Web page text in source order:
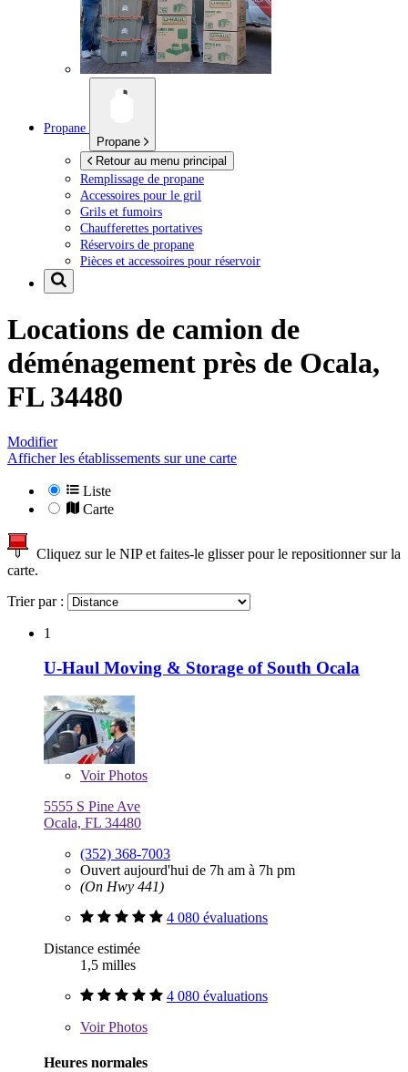
Propane
Propane
Retour au menu principal
Remplissage de propane
Accessoires pour le gril
Grils et fumoirs
Chaufferettes portatives
Réservoirs de propane
Pièces et accessoires pour réservoir
Locations de camion de
déménagement près de Ocala,
FL 34480
Modifier
Afficher les établissements sur une carte
Liste
Carte
Cliquez sur le NIP et faites-le glisser pour le repositionner sur la
carte.
Trier par :
1
U-Haul Moving & Storage of South Ocala
VoirPhotos
5555 S Pine Ave
Ocala, FL 34480
(352) 368-7003
Ouvert aujourd'hui de 7h am à 7h pm
(On Hwy 441)
4 080 évaluations
Distance estimée
1,5 milles
4 080 évaluations
VoirPhotos
Heures normales